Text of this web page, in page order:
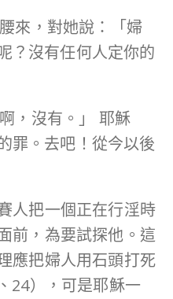
來，對她說：「婦
？沒有任何人定你的
，沒有。」 耶穌
罪。去吧！從今以後
人把一個正在行淫時
前，為要試探他。這
應把婦人用石頭打死
24），可是耶穌一